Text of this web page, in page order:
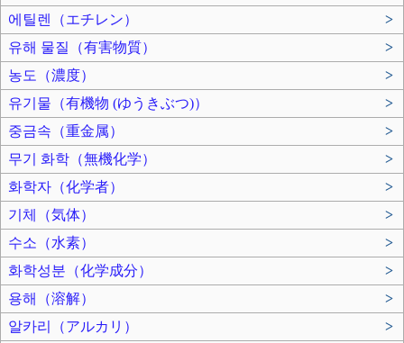
에틸렌（エチレン）
>
유해 물질（有害物質）
>
농도（濃度）
>
유기물（有機物 (ゆうきぶつ)）
>
중금속（重金属）
>
무기 화학（無機化学）
>
화학자（化学者）
>
기체（気体）
>
수소（水素）
>
화학성분（化学成分）
>
용해（溶解）
>
알카리（アルカリ）
>